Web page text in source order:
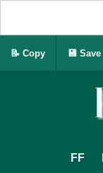
FF
📝 Copy 💾 Save